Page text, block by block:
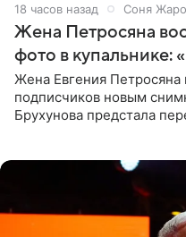
18 часов назад Соня
Жена Петросяна
фото в купальнике:
Жена Евгения Петросяна
подписчиков новым
Брухунова предстала